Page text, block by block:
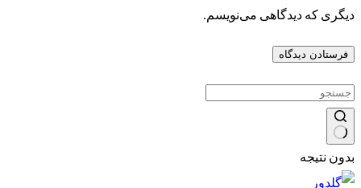
دیگری که دیدگاهی می‌نویسم.
فرستادن دیدگاه
بدون نتیجه